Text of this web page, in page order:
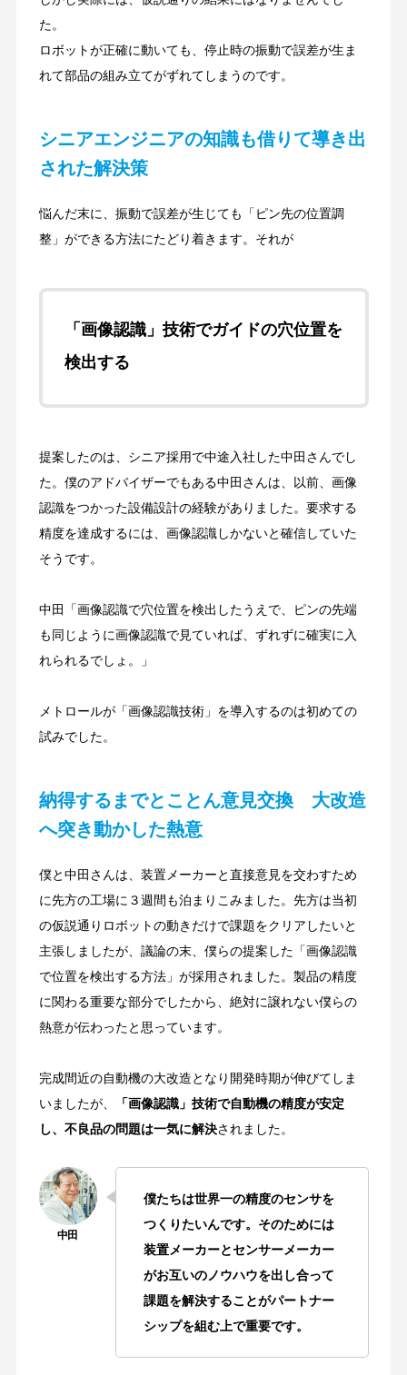
た。
ロボットが正確に動いても、停止時の振動で誤差が生ま
れて部品の組み立てがずれてしまうのです。
シニアエンジニアの知識も借りて導き出
された解決策
悩んだ末に、振動で誤差が生じても「ピン先の位置調
整」ができる方法にたどり着きます。それが
「画像認識」技術でガイドの穴位置を
検出する
提案したのは、シニア採用で中途入社した中田さんでし
た。僕のアドバイザーでもある中田さんは、以前、画像
認識をつかった設備設計の経験がありました。要求する
精度を達成するには、画像認識しかないと確信していた
そうです。
中田「画像認識で穴位置を検出したうえで、ピンの先端
も同じように画像認識で見ていれば、ずれずに確実に入
れられるでしょ。」
メトロールが「画像認識技術」を導入するのは初めての
試みでした。
納得するまでとことん意見交換 大改造
へ突き動かした熱意
僕と中田さんは、装置メーカーと直接意見を交わすため
に先方の工場に３週間も泊まりこみました。先方は当初
の仮説通りロボットの動きだけで課題をクリアしたいと
主張しましたが、議論の末、僕らの提案した「画像認識
で位置を検出する方法」が採用されました。製品の精度
に関わる重要な部分でしたから、絶対に譲れない僕らの
熱意が伝わったと思っています。
完成間近の自動機の大改造となり開発時期が伸びてしま
いましたが、
「画像認識」技術で自動機の精度が安定
し、不良品の問題は一気に解決されました。
僕たちは世界一の精度のセンサを
つくりたいんです。そのためには
装置メーカーとセンサーメーカー
がお互いのノウハウを出し合って
課題を解決することがパートナー
シップを組む上で重要です。